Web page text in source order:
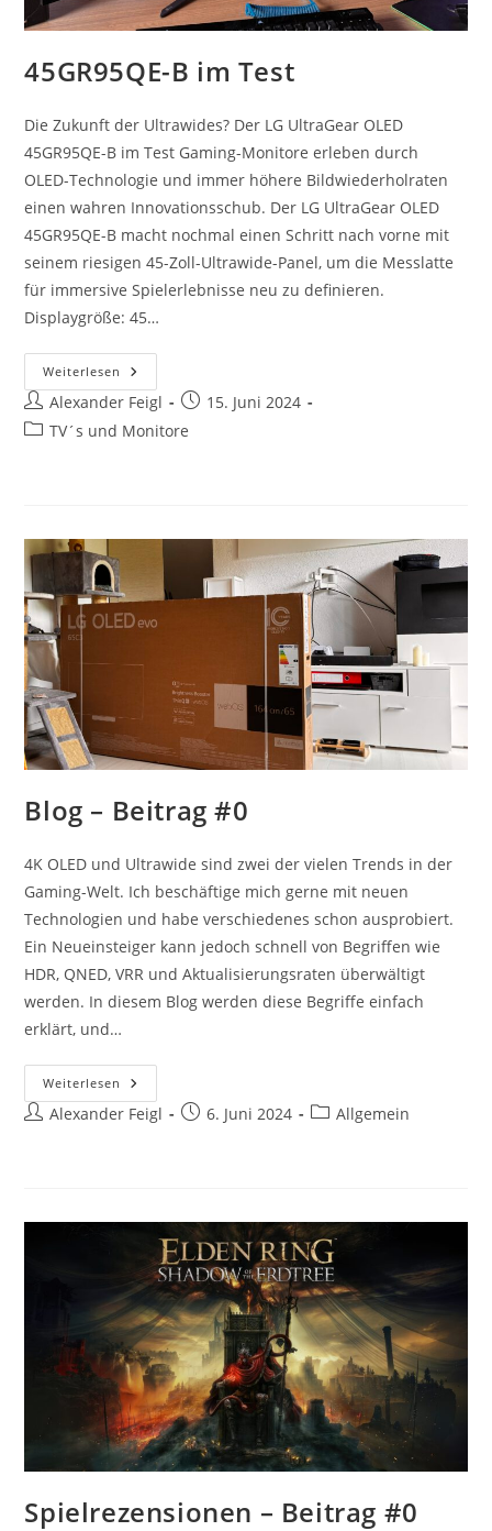
45GR95QE-B im Test
Die Zukunft der Ultrawides? Der LG UltraGear OLED
45GR95QE-B im Test Gaming-Monitore erleben durch
OLED-Technologie und immer höhere Bildwiederholraten
einen wahren Innovationsschub. Der LG UltraGear OLED
45GR95QE-B macht nochmal einen Schritt nach vorne mit
seinem riesigen 45-Zoll-Ultrawide-Panel, um die Messlatte
für immersive Spielerlebnisse neu zu definieren.
Displaygröße: 45…
Weiterlesen 45GR95QE-
B
Im
Test
Beitrags-
Autor:
Alexander Feigl
Beitrag
veröffentlicht:
15. Juni 2024
Beitrags-
TV´s und Monitore
Blog – Beitrag #0
4K OLED und Ultrawide sind zwei der vielen Trends in der
Gaming-Welt. Ich beschäftige mich gerne mit neuen
Technologien und habe verschiedenes schon ausprobiert.
Ein Neueinsteiger kann jedoch schnell von Begriffen wie
HDR, QNED, VRR und Aktualisierungsraten überwältigt
werden. In diesem Blog werden diese Begriffe einfach
erklärt, und…
Weiterlesen Blog
–
Beitrag
Beitrags-
Alexander Feigl
Beitrag6. Juni 2024
Beitrags-
Allgemein
Spielrezensionen – Beitrag #0